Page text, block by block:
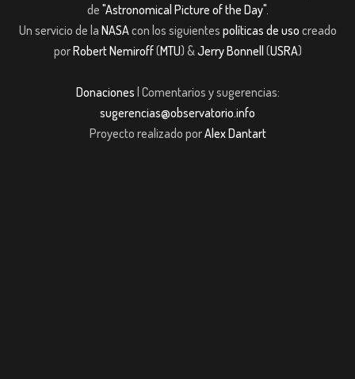
de "Astronomical Picture of the Day".
Un servicio de la NASAcon los siguientes políticas de uso creado
porRobert Nemiroff(MTU) &Jerry Bonnell (USRA)
Donaciones | Comentarios y sugerencias:
sugerencias@observatorio.info
Proyecto realizado porAlex Dantart